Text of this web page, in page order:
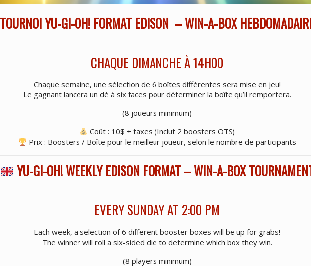
TOURNOI YU-GI-OH! FORMAT EDISON – WIN-A-BOX
CHAQUE DIMANCHE À 14H00
Chaque semaine, une sélection de 6 boîtes différentes sera mise en jeu!
Le gagnant lancera un dé à six faces pour déterminer la boîte qu’il remportera.
(8 joueurs minimum)
Coût : 10$ + taxes (Inclut 2 boosters OTS)
Prix : Boosters / Boîte pour le meilleur joueur, selon le nombre de participants
YU-GI-OH! WEEKLY EDISON FORMAT – WIN-A-BOX
EVERY SUNDAY AT 2:00 PM
Each week, a selection of 6 different booster boxes will be up for grabs!
The winner will roll a six-sided die to determine which box they win.
(8 players minimum)